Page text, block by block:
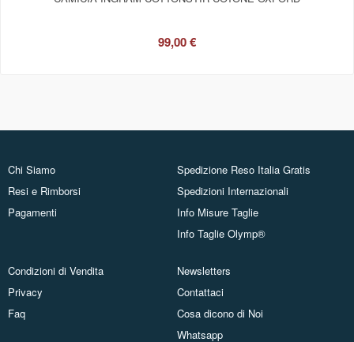
99,00 €
Chi Siamo
Resi e Rimborsi
Pagamenti
Spedizione Reso Italia Gratis
Spedizioni Internazionali
Info Misure Taglie
Info Taglie Olymp®
Condizioni di Vendita
Privacy
Faq
Newsletters
Contattaci
Cosa dicono di Noi
Whatsapp